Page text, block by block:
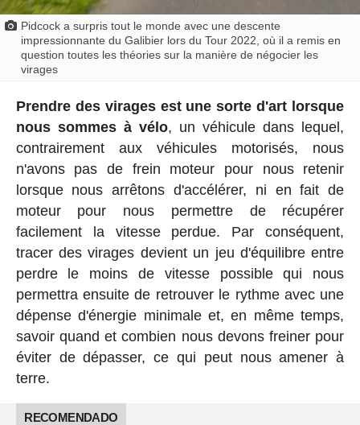
Pidcock a surpris tout le monde avec une descente
impressionnante du Galibier lors du Tour 2022, où il a remis en
question toutes les théories sur la manière de négocier les
virages
Prendre des virages est une sorte d'art lorsque
nous sommes à vélo, un véhicule dans lequel,
contrairement aux véhicules motorisés, nous
n'avons pas de frein moteur pour nous retenir
lorsque nous arrêtons d'accélérer, ni en fait de
moteur pour nous permettre de récupérer
facilement la vitesse perdue. Par conséquent,
tracer des virages devient un jeu d'équilibre entre
perdre le moins de vitesse possible qui nous
permettra ensuite de retrouver le rythme avec une
dépense d'énergie minimale et, en même temps,
savoir quand et combien nous devons freiner pour
éviter de dépasser, ce qui peut nous amener à
terre.
RECOMENDADO